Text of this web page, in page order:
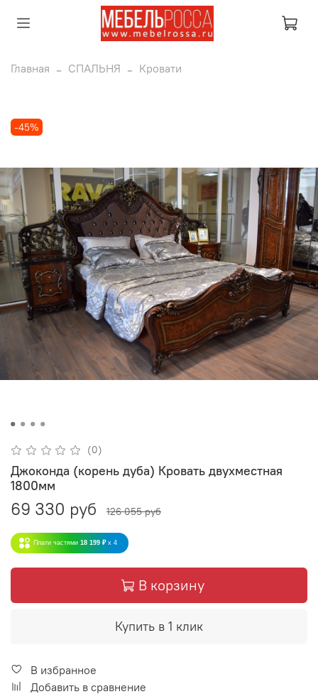
Главная СПАЛЬНЯ Кровати
-45%
(0)
Джоконда (корень дуба) Кровать двухместная
1800мм
69 330 руб 126 055 руб
Плати частями 18 199 ₽ x 4
В корзину
Купить в 1 клик
В избранное
Добавить в сравнение